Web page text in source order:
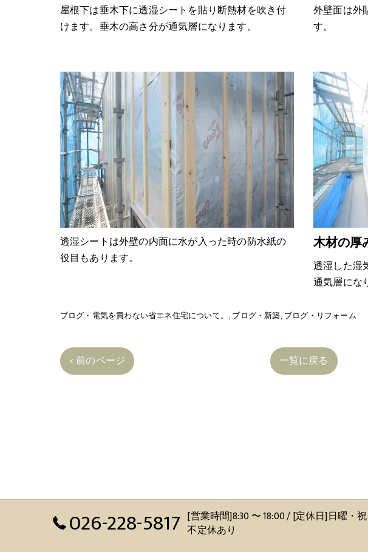
屋根下は垂木下に透湿シートを貼り断熱材を吹き付
けます。垂木の高さ分が通気層になります。
外壁面は外
す。
透湿シートは外壁の内面に水が入った時の防水紙の
役目もあります。
木材の厚
透湿した湿
通気層にな
ブログ・電気を買わない省エネ住宅について。 ブログ・新築 ブログ・リフォーム
< 前のページ 一覧に戻る
026-228-5817 [営業時間]8:30 〜 18:00 / [定休日]日曜
不定休あり